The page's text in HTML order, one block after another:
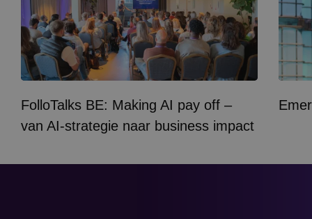
FolloTalks BE: Making AI pay off –
van AI-strategie naar business impact